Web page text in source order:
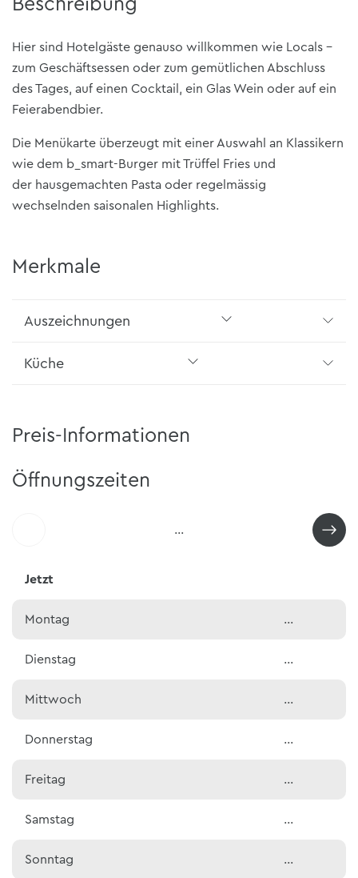
Beschreibung
Hier sind Hotelgäste genauso willkommen wie Locals –
zum Geschäftsessen oder zum gemütlichen Abschluss
des Tages, auf einen Cocktail, ein Glas Wein oder auf ein
Feierabendbier.
Die Menükarte überzeugt mit einer Auswahl an Klassikern
wie dem b_smart-Burger mit Trüffel Fries und
der hausgemachten Pasta oder regelmässig
wechselnden saisonalen Highlights.
Merkmale
Auszeichnungen
Küche
Preis-Informationen
Öffnungszeiten
…
Jetzt
Montag …
Dienstag …
Mittwoch …
Donnerstag …
Freitag …
Samstag …
Sonntag …